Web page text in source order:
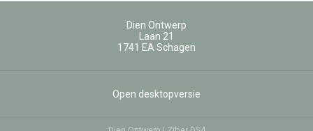
Dien Ontwerp
Laan 21
1741 EA Schagen
Open desktopversie